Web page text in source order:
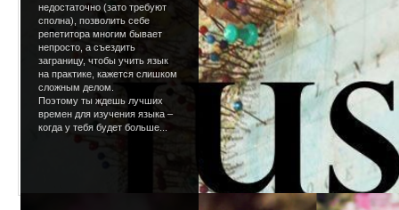
недостаточно (зато требуют
сполна), позволить себе
репетитора многим бывает
непросто, а съездить
заграницу, чтобы учить язык
на практике, кажется слишком
сложным делом.
Поэтому ты ждешь лучших
времен для изучения языка –
когда у тебя будет больше...